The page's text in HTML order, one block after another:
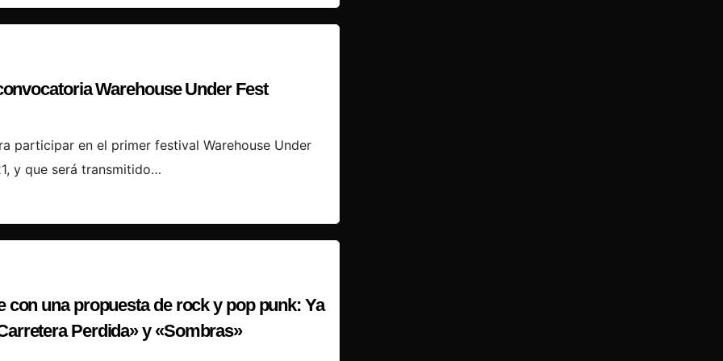
Warehouse Under Fest
participar en el primer festival Warehouse Under
y que será transmitido…
con una propuesta de rock y pop punk: Ya
Perdida» y «Sombras»